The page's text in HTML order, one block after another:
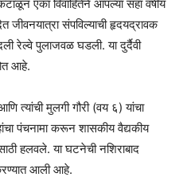
एका विवाहितेने आपल्या सहा वर्षीय
जीवनयात्रा संपविल्याची हृदयद्रावक
रेल्वे पुलाजवळ घडली. या दुर्दैवी
आहे.
त्यांची मुलगी गौरी (वय ६) यांचा
पंचनामा करून शासकीय वैद्यकीय
हलवले. या घटनेची नशिराबाद
आली आहे.